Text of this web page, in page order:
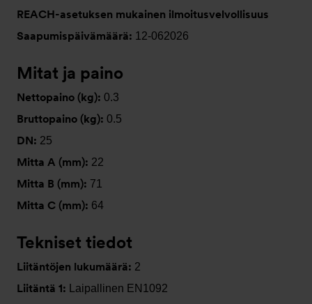
REACH-asetuksen mukainen ilmoitusvelvollisuus
Saapumispäivämäärä: 12-062026
Mitat ja paino
Nettopaino (kg): 0.3
Bruttopaino (kg): 0.5
DN: 25
Mitta A (mm): 22
Mitta B (mm): 71
Mitta C (mm): 64
Tekniset tiedot
Liitäntöjen lukumäärä: 2
Liitäntä 1: Laipallinen EN1092